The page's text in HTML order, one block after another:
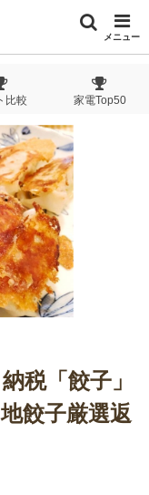
メニュー
比較 家電Top50
税「餃子」
餃子厳選返